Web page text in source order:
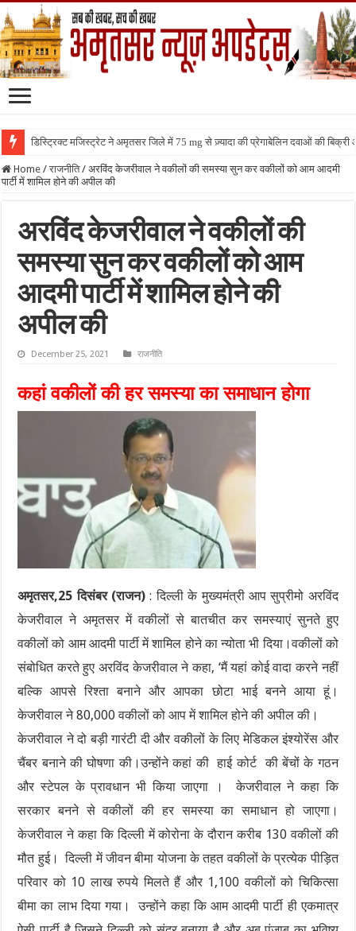
डिस्ट्रिक्ट मजिस्ट्रेट ने अमृतसर जिले में 75 mg से ज़्यादा की प्रेगाबेलिन दवाओं की
Home / राजनीति / अरविंद केजरीवाल ने वकीलों की समस्या सुन कर वकीलों को आम आदमी
पार्टी में शामिल होने की अपील की
अरविंद केजरीवाल ने वकीलों की
समस्या सुन कर वकीलों को आम
आदमी पार्टी में शामिल होने की
अपील की
December 25, 2021 राजनीति
कहां वकीलों की हर समस्या का समाधान होगा
अमृतसर,25 दिसंबर (राजन) : दिल्ली के मुख्यमंत्री आप सुप्रीमो अरविंद
केजरीवाल ने अमृतसर में वकीलों से बातचीत कर समस्याएं सुनते हुए
वकीलों को आम आदमी पार्टी में शामिल होने का न्योता भी दिया।वकीलों को
संबोधित करते हुए अरविंद केजरीवाल ने कहा, ‘मैं यहां कोई वादा करने नहीं
बल्कि आपसे रिश्ता बनाने और आपका छोटा भाई बनने आया हूं।
केजरीवाल ने 80,000 वकीलों को आप में शामिल होने की अपील की।
केजरीवाल ने दो बड़ी गारंटी दी और वकीलों के लिए मेडिकल इंश्योरेंस और
चैंबर बनाने की घोषणा की।उन्होंने कहां की हाई कोर्ट की बेंचों के गठन
और स्टेपल के प्रावधान भी किया जाएगा । केजरीवाल ने कहा कि
सरकार बनने से वकीलों की हर समस्या का समाधान हो जाएगा।
केजरीवाल ने कहा कि दिल्ली में कोरोना के दौरान करीब 130 वकीलों की
मौत हुई। दिल्ली में जीवन बीमा योजना के तहत वकीलों के प्रत्येक पीड़ित
परिवार को 10 लाख रुपये मिलते हैं और 1,100 वकीलों को चिकित्सा
बीमा का लाभ दिया गया। उन्होंने कहा कि आम आदमी पार्टी ही एकमात्र